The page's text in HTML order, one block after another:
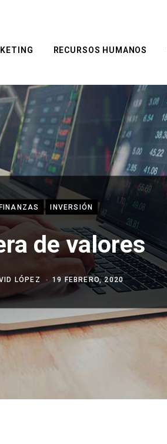
RECURSOS HUMANOS
INVERSIÓN
de valores
LÓPEZ 19 FEBRERO, 2020